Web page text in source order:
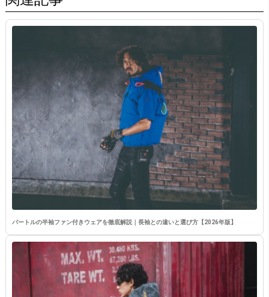
バートルの半袖ファン付きウェアを徹底解説｜長袖との違いと選び方【2026年版】